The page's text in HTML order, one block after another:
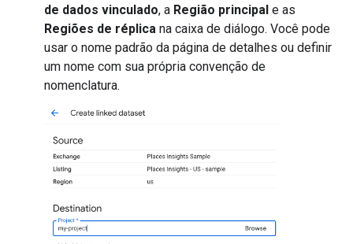
de dados vinculado, a Região principal e as
Regiões de réplica na caixa de diálogo. Você pode
usar o nome padrão da página de detalhes ou definir
um nome com sua própria convenção de
nomenclatura.